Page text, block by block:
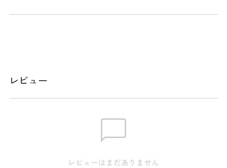
素材
合成皮革(PU)
レビュー
レビューはまだありません